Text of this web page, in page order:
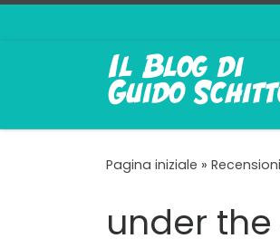
Pagina iniziale » Recensioni
under the